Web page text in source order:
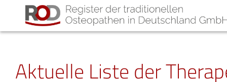
Aktuelle Liste der